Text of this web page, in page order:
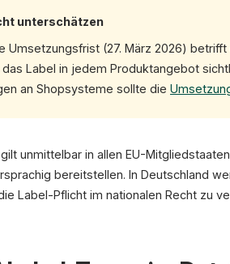
unterschätzen
Umsetzungsfrist (27. März 2026)
Label in jedem Produktangebot
an Shopsysteme sollte die
unmittelbar in allen EU-
bereitstellen. In Deutschland
Label-Pflicht im nationalen Recht zu